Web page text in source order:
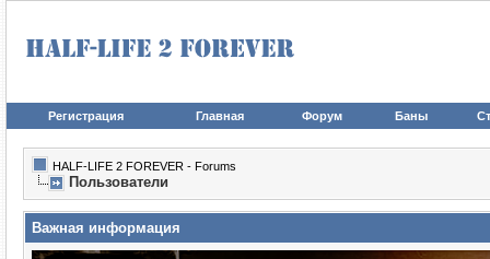
Регистрация Главная Форум Баны
HALF-LIFE 2 FOREVER - Forums
Пользователи
Важная информация